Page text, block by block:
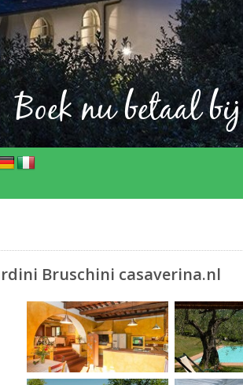
Boek nu betaal
Bruschini casaverina.nl